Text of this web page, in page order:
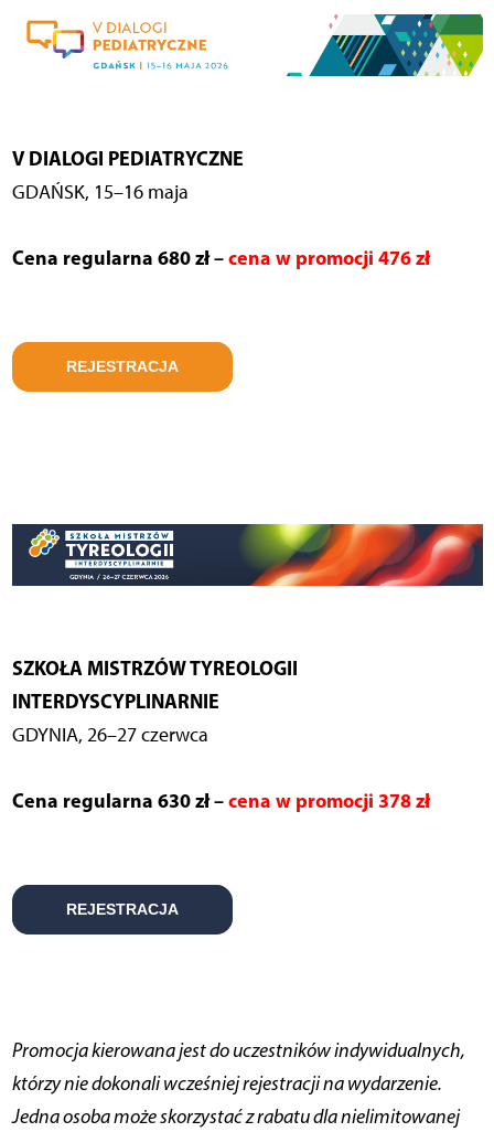
V DIALOGI PEDIATRYCZNE
GDAŃSK, 15–16 maja
Cena regularna 680 zł –cena w promocji 476 zł
REJESTRACJA
SZKOŁA MISTRZÓW TYREOLOGII
INTERDYSCYPLINARNIE
GDYNIA, 26–27 czerwca
Cena regularna 630 zł –cena w promocji 378 zł
REJESTRACJA
Promocja kierowana jest do uczestników indywidualnych,
którzy nie dokonali wcześniej rejestracji na wydarzenie.
Jedna osoba może skorzystać z rabatu dla nielimitowanej